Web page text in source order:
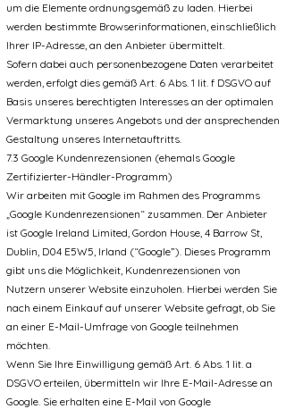
um die Elemente ordnungsgemäß zu laden. Hierbei
werden bestimmte Browserinformationen, einschließlich
Ihrer IP-Adresse, an den Anbieter übermittelt.
Sofern dabei auch personenbezogene Daten verarbeitet
werden, erfolgt dies gemäß Art. 6 Abs. 1 lit. f DSGVO auf
Basis unseres berechtigten Interesses an der optimalen
Vermarktung unseres Angebots und der ansprechenden
Gestaltung unseres Internetauftritts.
7.3 Google Kundenrezensionen (ehemals Google
Zertifizierter-Händler-Programm)
Wir arbeiten mit Google im Rahmen des Programms
„Google Kundenrezensionen“ zusammen. Der Anbieter
ist Google Ireland Limited, Gordon House, 4 Barrow St,
Dublin, D04 E5W5, Irland (“Google”). Dieses Programm
gibt uns die Möglichkeit, Kundenrezensionen von
Nutzern unserer Website einzuholen. Hierbei werden Sie
nach einem Einkauf auf unserer Website gefragt, ob Sie
an einer E-Mail-Umfrage von Google teilnehmen
möchten.
Wenn Sie Ihre Einwilligung gemäß Art. 6 Abs. 1 lit. a
DSGVO erteilen, übermitteln wir Ihre E-Mail-Adresse an
Google. Sie erhalten eine E-Mail von Google